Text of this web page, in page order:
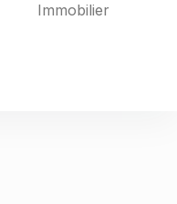
Immobilier